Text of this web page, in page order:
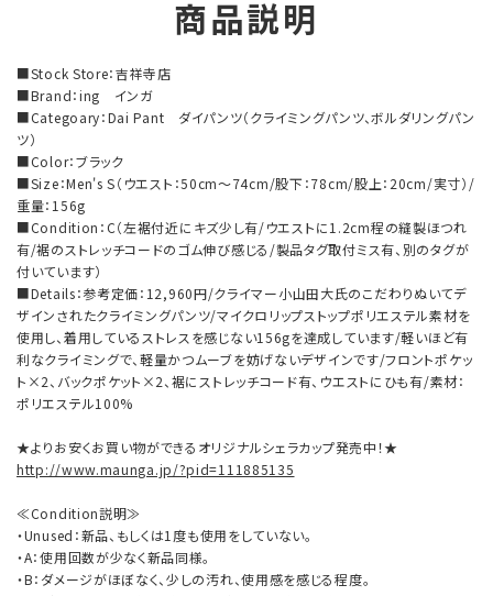
商品説明
■Stock Store：吉祥寺店
■Brand：ing インガ
■Categoary：Dai Pant ダイパンツ（クライミングパンツ、ボルダリングパン
ツ）
■Color：ブラック
■Size：Men's S（ウエスト：50cm～74cm/股下：78cm/股上：20cm/実寸）/
重量：156g
■Condition：C（左裾付近にキズ少し有/ウエストに1.2cm程の縫製ほつれ
有/裾のストレッチコードのゴム伸び感じる/製品タグ取付ミス有、別のタグが
付いています）
■Details：参考定価：12,960円/クライマー小山田大氏のこだわりぬいてデ
ザインされたクライミングパンツ/マイクロリップストップポリエステル素材を
使用し、着用しているストレスを感じない156gを達成しています/軽いほど有
利なクライミングで、軽量かつムーブを妨げないデザインです/フロントポケッ
ト×2、バックポケット×2、裾にストレッチコード有、ウエストにひも有/素材：
ポリエステル100%
★よりお安くお買い物ができるオリジナルシェラカップ発売中！★
http://www.maunga.jp/?pid=111885135
≪Condition説明≫
・Unused：新品、もしくは1度も使用をしていない。
・A：使用回数が少なく新品同様。
・B：ダメージがほぼなく、少しの汚れ、使用感を感じる程度。